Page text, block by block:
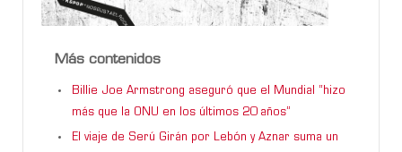
Más contenidos
Billie Joe Armstrong aseguró que el Mundial “hizo
más que la ONU en los últimos 20 años”
El viaje de Serú Girán por Lebón y Aznar suma un